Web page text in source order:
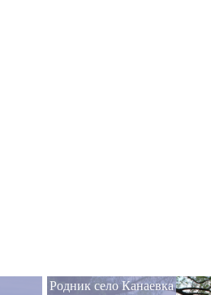
Родник село Канаевка